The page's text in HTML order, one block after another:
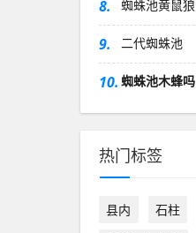
8. 蜘蛛池黄鼠狼
9. 二代蜘蛛池
10. 蜘蛛池木蜂吗
热门标签
县内 石柱